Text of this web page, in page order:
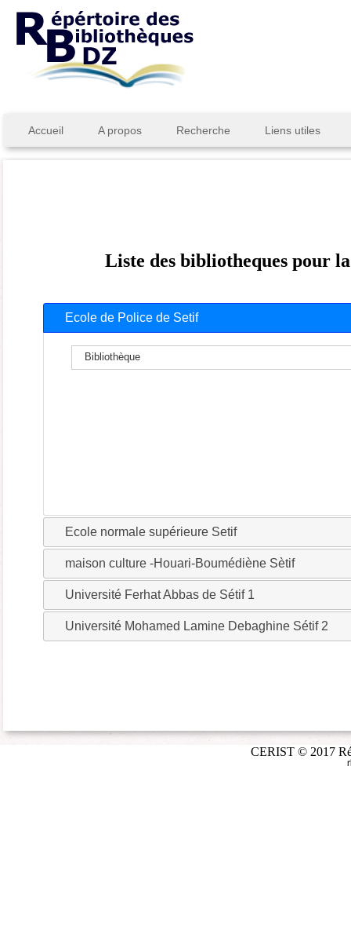
Accueil A propos Recherche Liens utiles
Liste des bibliotheques pour
Ecole de Police de Setif
Bibliothèque
Ecole normale supérieure Setif
maison culture -Houari-Boumédiène Sètif
Université Ferhat Abbas de Sétif 1
Université Mohamed Lamine Debaghine Sétif 2
CERIST © 2017